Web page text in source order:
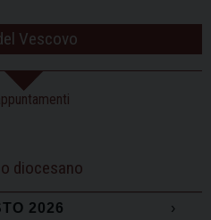
Vescovo
diocesano
2026
›